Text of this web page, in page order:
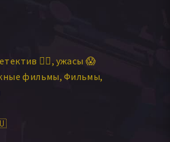
🕵️‍♂️ ужасы 😱
фильмы Фильмы